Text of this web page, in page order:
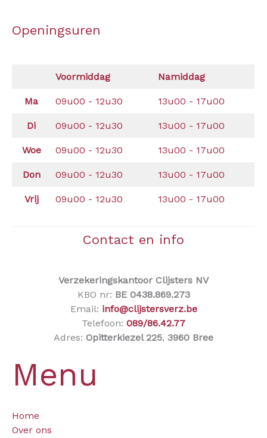
Openingsuren
Voormiddag Namiddag
Ma 09u00 - 12u30 13u00 - 17u00
Di 09u00 - 12u30 13u00 - 17u00
Woe 09u00 - 12u30 13u00 - 17u00
Don 09u00 - 12u30 13u00 - 17u00
Vrij 09u00 - 12u30 13u00 - 17u00
Contact en info
Verzekeringskantoor Clijsters NV
KBO nr: BE 0438.869.273
Email: info@clijstersverz.be
Telefoon: 089/86.42.77
Adres: Opitterkiezel 225, 3960 Bree
Menu
Home
Over ons